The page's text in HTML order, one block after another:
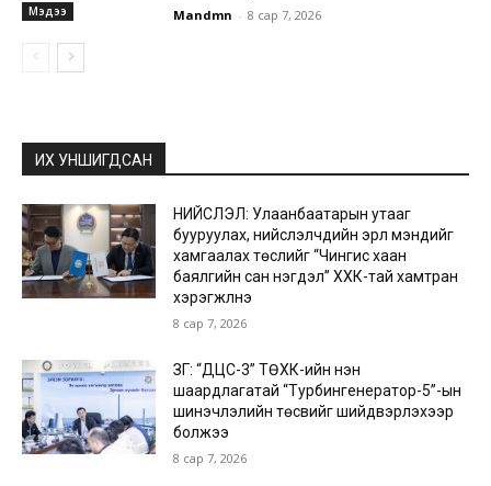
Мэдээ Mandmn - 8 сар 7, 2026
ИХ УНШИГДСАН
НИЙСЛЭЛ: Улаанбаатарын утааг
бууруулах, нийслэлчүүдийн эрүүл мэндийг
хамгаалах төслийг “Чингис хаан
баялгийн сан нэгдэл” ХХК-тай хамтран
хэрэгжүүлнэ
8 сар 7, 2026
ЗГ: “ДЦС-3” ТӨХК-ийн нэн
шаардлагатай “Турбингенератор-5”-ын
шинэчлэлийн төсвийг шийдвэрлэхээр
болжээ
8 сар 7, 2026